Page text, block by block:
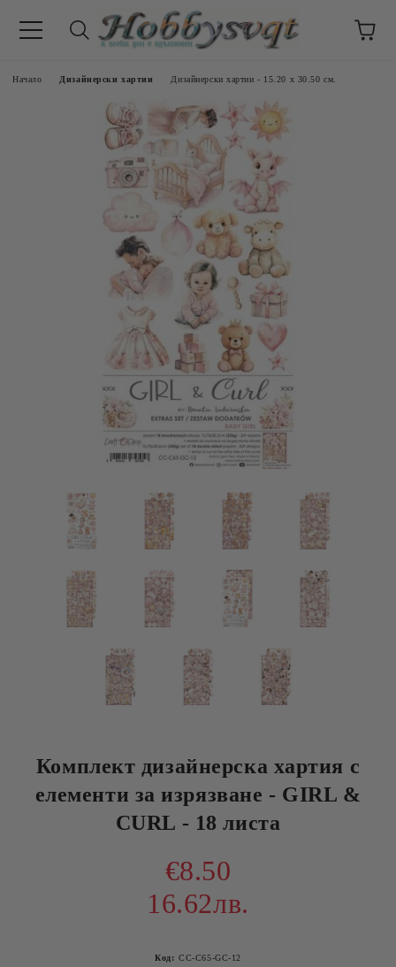
Начало Дизайнерски хартии Дизайнерски хартии - 15.20 x 30.50 см.
Комплект дизайнерска хартия с
елементи за изрязване - GIRL &
CURL - 18 листа
€8.50
16.62лв.
Код: CC-C65-GC-12